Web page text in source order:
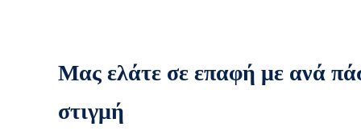
Μας ελάτε σε επαφή με ανά
στιγμή